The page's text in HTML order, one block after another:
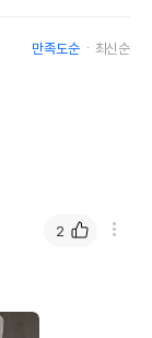
만족도순 최신순
2